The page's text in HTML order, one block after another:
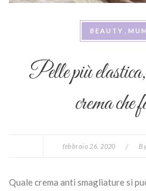
BEAUTY
Pelle più
crema che
febbraio 26, 2020 /
Quale crema anti smagliature si